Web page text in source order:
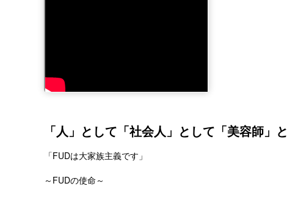
「人」として「社会人」として「美容師」
「FUDは大家族主義です」
～FUDの使命～